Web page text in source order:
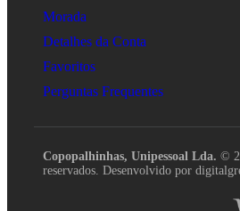
Morada
Detalhes da Conta
Favoritos
Perguntas Frequentes
Copopalhinhas, Unipessoal Lda. ©
reservados. Desenvolvido por